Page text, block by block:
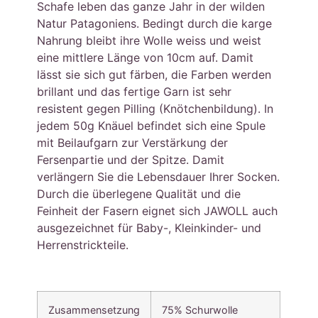
Schafe leben das ganze Jahr in der wilden
Natur Patagoniens. Bedingt durch die karge
Nahrung bleibt ihre Wolle weiss und weist
eine mittlere Länge von 10cm auf. Damit
lässt sie sich gut färben, die Farben werden
brillant und das fertige Garn ist sehr
resistent gegen Pilling (Knötchenbildung). In
jedem 50g Knäuel befindet sich eine Spule
mit Beilaufgarn zur Verstärkung der
Fersenpartie und der Spitze. Damit
verlängern Sie die Lebensdauer Ihrer Socken.
Durch die überlegene Qualität und die
Feinheit der Fasern eignet sich JAWOLL auch
ausgezeichnet für Baby-, Kleinkinder- und
Herrenstrickteile.
Zusammensetzung
75% Schurwolle